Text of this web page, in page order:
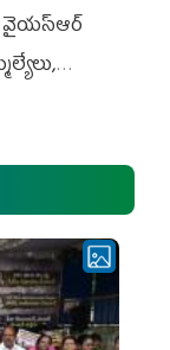
వైయ‌స్ఆర్